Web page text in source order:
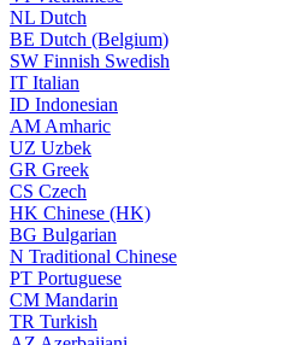
NL Dutch
BE Dutch (Belgium)
SW Finnish Swedish
IT Italian
ID Indonesian
AM Amharic
UZ Uzbek
GR Greek
CS Czech
HK Chinese (HK)
BG Bulgarian
N Traditional Chinese
PT Portuguese
CM Mandarin
TR Turkish